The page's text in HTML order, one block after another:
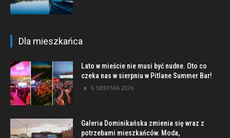
Dla mieszkańca
Lato w mieście nie musi być nudne. Oto co
czeka nas w sierpniu w Pitlane Summer Bar!
6 SIERPNIA 2026
Galeria Dominikańska zmienia się wraz z
potrzebami mieszkańców. Moda,